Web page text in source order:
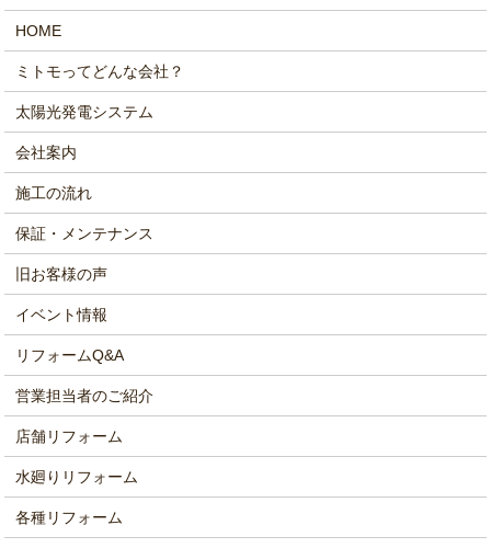
HOME
ミトモってどんな会社？
太陽光発電システム
会社案内
施工の流れ
保証・メンテナンス
旧お客様の声
イベント情報
リフォームQ&A
営業担当者のご紹介
店舗リフォーム
水廻りリフォーム
各種リフォーム